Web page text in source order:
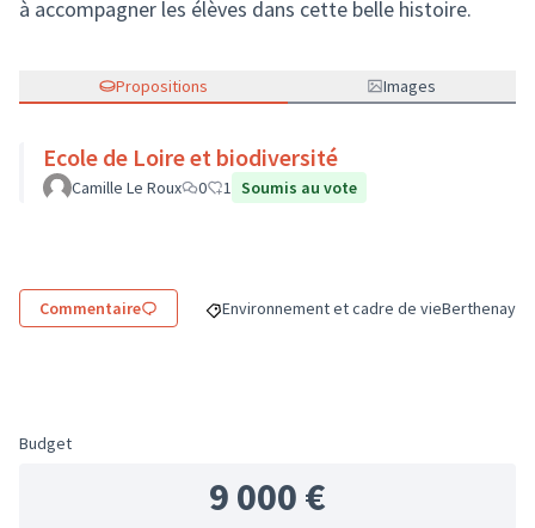
à accompagner les élèves dans cette belle histoire.
Propositions Images
Ecole de Loire et biodiversité
Camille Le Roux 0 1 Soumis au vote
Commentaire Filtrer les résultats de la catégorie :
Environnement et cadre de vieFiltrer les
Berthenay
Budget
9 000 €